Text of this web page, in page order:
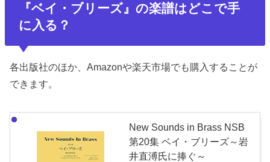
『ベイ・ブリーズ』の楽譜はどこで手
に入る？
各出版社のほか、Amazonや楽天市場でも購入することが
できます。
New Sounds in Brass NSB
第20集 ベイ・ブリーズ～岩
井直溥氏に捧ぐ～